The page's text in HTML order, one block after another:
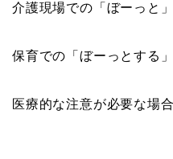
介護現場での「ぼーっと」
保育での「ぼーっとする
医療的な注意が必要な場